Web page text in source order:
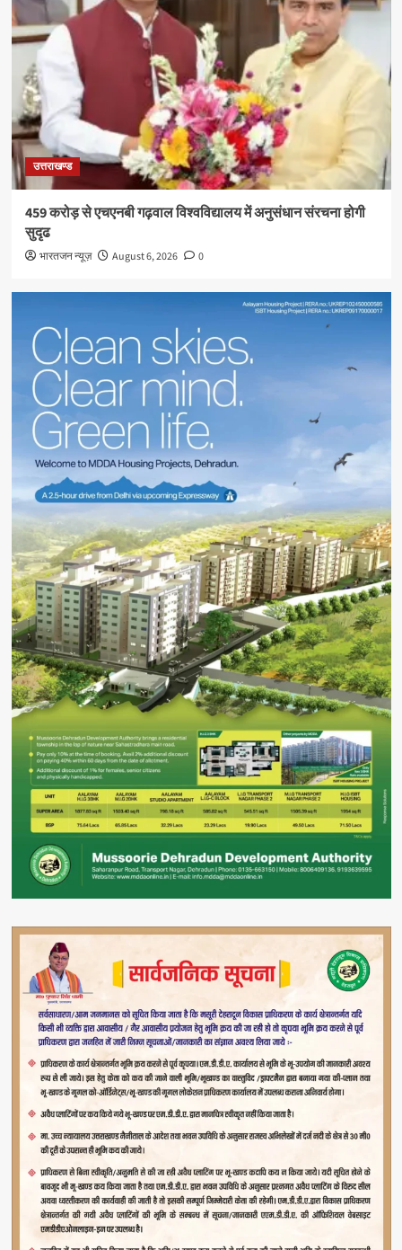
उत्तराखण्ड
459 करोड़ से एचएनबी गढ़वाल विश्वविद्यालय में अनुसंधान संरचना होगी
सुदृढ
भारतजन न्यूज़ August 6, 2026 0